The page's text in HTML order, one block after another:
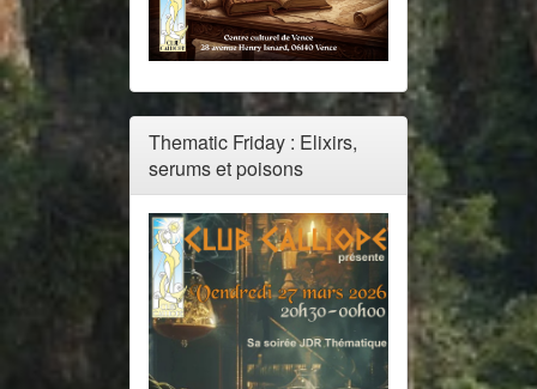
Thematic Friday : Elixirs,
serums et poisons